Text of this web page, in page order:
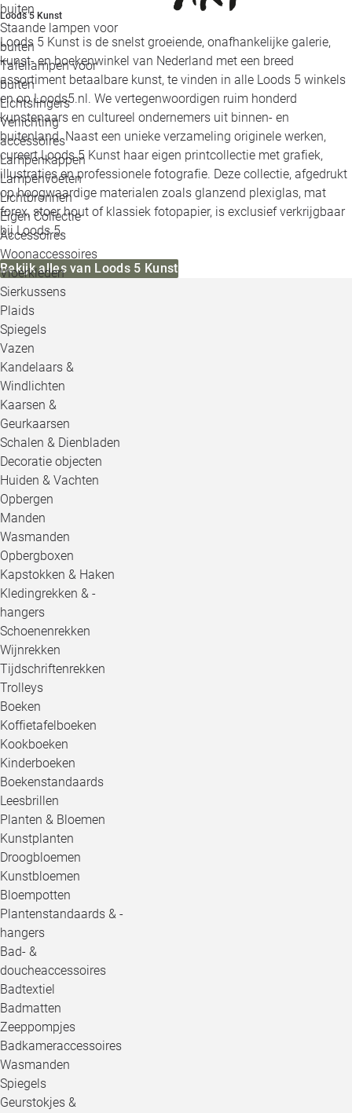
buiten
Staande lampen voor
buiten
Tafellampen voor
buiten
Lichtslingers
Verlichting
accessoires
Lampenkappen
Lampenvoeten
Lichtbronnen
Eigen Collectie
Accessoires
Woonaccessoires
Vloerkleden
Sierkussens
Plaids
Spiegels
Vazen
Kandelaars &
Windlichten
Kaarsen &
Geurkaarsen
Schalen & Dienbladen
Decoratie objecten
Huiden & Vachten
Opbergen
Manden
Wasmanden
Opbergboxen
Kapstokken & Haken
Kledingrekken & -
hangers
Schoenenrekken
Wijnrekken
Tijdschriftenrekken
Trolleys
Boeken
Koffietafelboeken
Kookboeken
Kinderboeken
Boekenstandaards
Leesbrillen
Planten & Bloemen
Kunstplanten
Droogbloemen
Kunstbloemen
Bloempotten
Plantenstandaards & -
hangers
Bad- &
doucheaccessoires
Badtextiel
Badmatten
Zeeppompjes
Badkameraccessoires
Wasmanden
Spiegels
Geurstokjes &
Loods 5 Kunst
Loods 5 Kunst is de snelst groeiende, onafhankelijke galerie,
kunst- en boekenwinkel van Nederland met een breed
assortiment betaalbare kunst, te vinden in alle Loods 5 winkels
en op Loods5.nl. We vertegenwoordigen ruim honderd
kunstenaars en cultureel ondernemers uit binnen- en
buitenland. Naast een unieke verzameling originele werken,
cureert Loods 5 Kunst haar eigen printcollectie met grafiek,
illustraties en professionele fotografie. Deze collectie, afgedrukt
op hoogwaardige materialen zoals glanzend plexiglas, mat
forex, stoer hout of klassiek fotopapier, is exclusief verkrijgbaar
bij Loods 5.
Bekijk alles van Loods 5 Kunst